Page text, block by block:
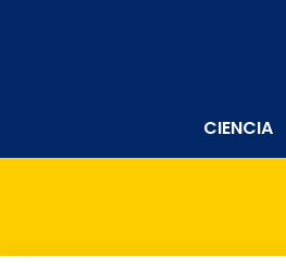
CIENCIA